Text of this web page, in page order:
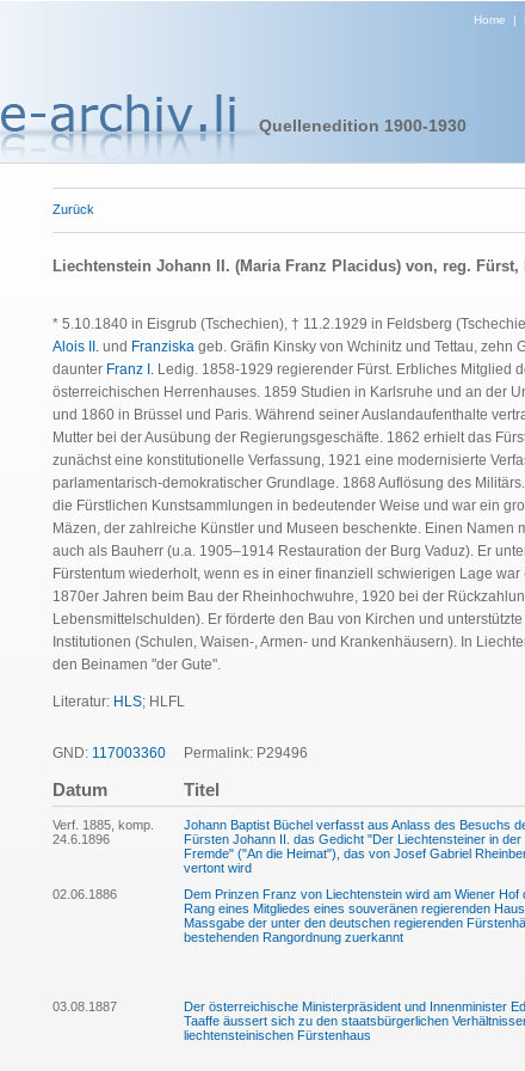
Home |
Quellenedition 1900-1930
Zurück
Liechtenstein Johann II. (Maria Franz Placidus) von, reg. Fürst,
* 5.10.1840 in Eisgrub (Tschechien), † 11.2.1929 in Feldsberg
Alois II. und Franziska geb. Gräfin Kinsky von Wchinitz und Tettau, zehn
daunter Franz I. Ledig. 1858-1929 regierender Fürst. Erbliches Mitglied
österreichischen Herrenhauses. 1859 Studien in Karlsruhe und an der
und 1860 in Brüssel und Paris. Während seiner Auslandaufenthalte
Mutter bei der Ausübung der Regierungsgeschäfte. 1862 erhielt das
zunächst eine konstitutionelle Verfassung, 1921 eine modernisierte
parlamentarisch-demokratischer Grundlage. 1868 Auflösung des
die Fürstlichen Kunstsammlungen in bedeutender Weise und war ein
Mäzen, der zahlreiche Künstler und Museen beschenkte. Einen Namen
auch als Bauherr (u.a. 1905–1914 Restauration der Burg Vaduz). Er
Fürstentum wiederholt, wenn es in einer finanziell schwierigen Lage war
1870er Jahren beim Bau der Rheinhochwuhre, 1920 bei der
Lebensmittelschulden). Er förderte den Bau von Kirchen und
Institutionen (Schulen, Waisen-, Armen- und Krankenhäusern). In
den Beinamen "der Gute".
Literatur: HLS; HLFL
GND: 117003360 Permalink: P29496
Datum Titel
Verf. 1885, komp.
24.6.1896
Johann Baptist Büchel verfasst aus Anlass des Besuchs
Fürsten Johann II. das Gedicht "Der Liechtensteiner in der
Fremde" ("An die Heimat"), das von Josef Gabriel
vertont wird
02.06.1886
Dem Prinzen Franz von Liechtenstein wird am Wiener Hof
Rang eines Mitgliedes eines souveränen regierenden
Massgabe der unter den deutschen regierenden
bestehenden Rangordnung zuerkannt
03.08.1887
Der österreichische Ministerpräsident und Innenminister
Taaffe äussert sich zu den staatsbürgerlichen
liechtensteinischen Fürstenhaus